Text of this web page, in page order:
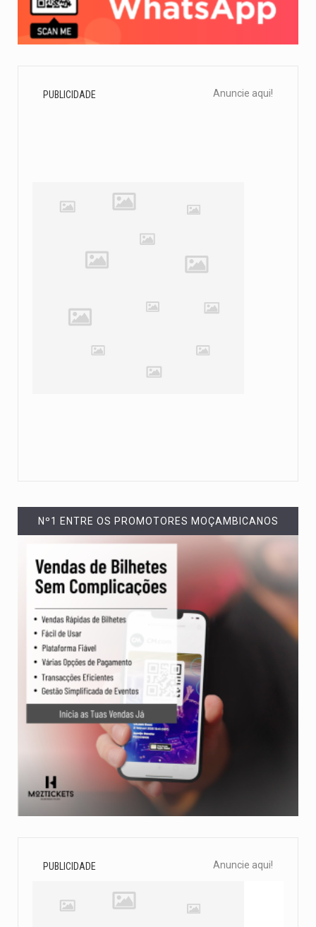
PUBLICIDADE Anuncie aqui!
Nº1 ENTRE OS PROMOTORES MOÇAMBICANOS
PUBLICIDADE Anuncie aqui!